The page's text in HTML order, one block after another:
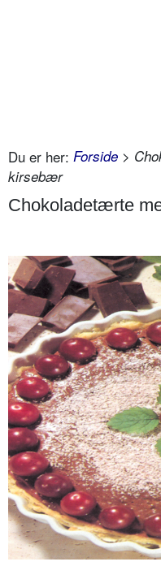
Du er her: Forside >
kirsebær
Chokoladetærte